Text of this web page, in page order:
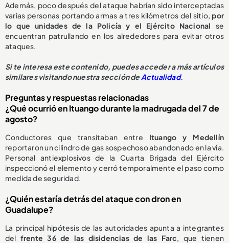
Además, poco después del ataque habrían sido interceptadas
varias personas portando armas a tres kilómetros del sitio, por
lo que unidades de la Policía y el Ejército Nacional se
encuentran patrullando en los alrededores para evitar otros
ataques.
Si te interesa este contenido, puedes acceder a más artículos
similares visitando nuestra sección deActualidad.
Preguntas y respuestas relacionadas
¿Qué ocurrió en Ituango durante la madrugada del 7 de
agosto?
Conductores que transitaban entre Ituango y Medellín
reportaron un cilindro de gas sospechoso abandonado en la vía.
Personal antiexplosivos de la Cuarta Brigada del Ejército
inspeccionó el elemento y cerró temporalmente el paso como
medida de seguridad.
¿Quién estaría detrás del ataque con dron en
Guadalupe?
La principal hipótesis de las autoridades apunta a integrantes
del frente 36 de las disidencias de las Farc, que tienen